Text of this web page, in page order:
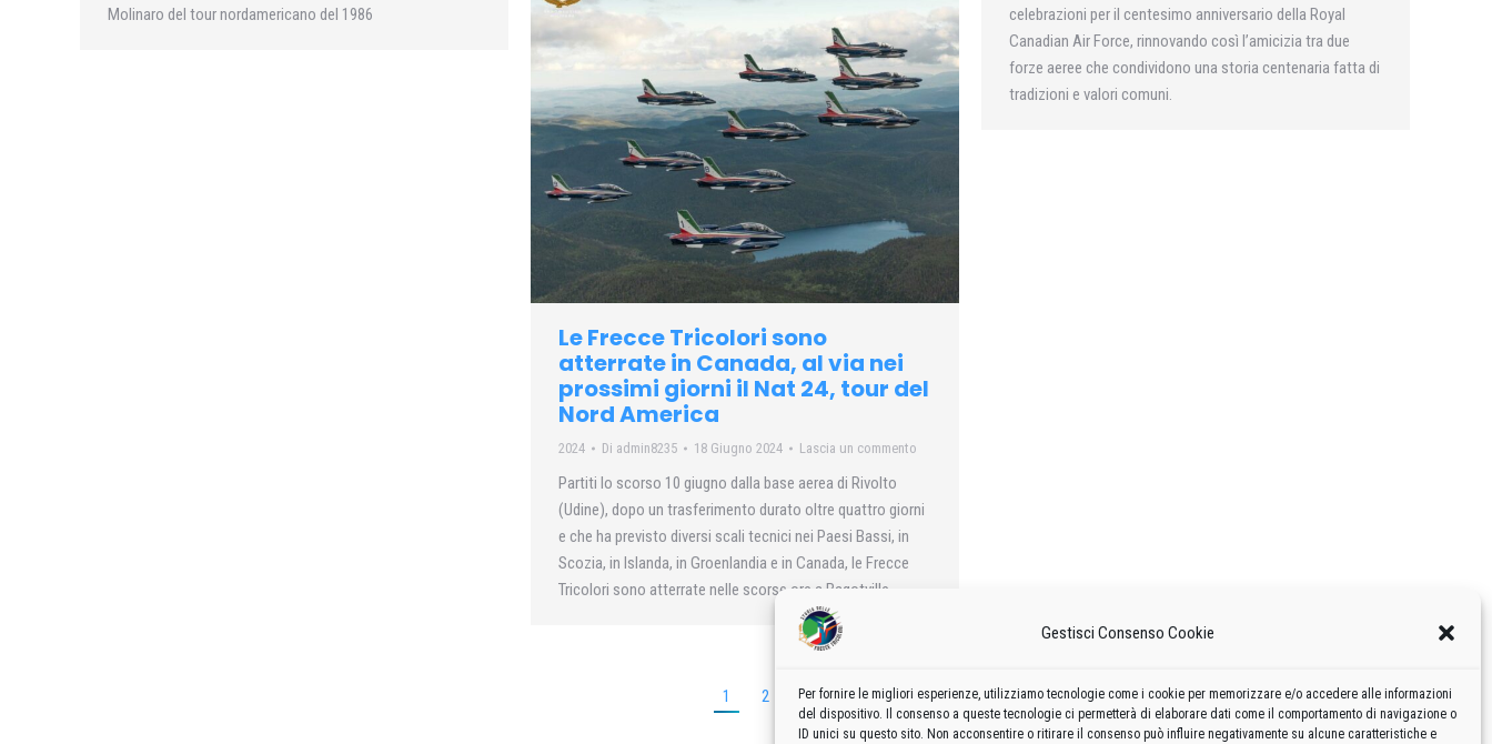
Gestisci Consenso Cookie
Per fornire le migliori esperienze, utilizziamo tecnologie come i cookie per memorizzare e/o accedere alle informazioni
del dispositivo. Il consenso a queste tecnologie ci permetterà di elaborare dati come il comportamento di navigazione o
ID unici su questo sito. Non acconsentire o ritirare il consenso può influire negativamente su alcune caratteristiche e
Molinaro del tour nordamericano del 1986
celebrazioni per il centesimo anniversario della Royal
Canadian Air Force, rinnovando così l’amicizia tra due
forze aeree che condividono una storia centenaria fatta di
tradizioni e valori comuni.
Le Frecce Tricolori sono
atterrate in Canada, al via nei
prossimi giorni il Nat 24, tour del
Nord America
2024 Di admin8235 18 Giugno 2024 Lascia un commento
Partiti lo scorso 10 giugno dalla base aerea di Rivolto
(Udine), dopo un trasferimento durato oltre quattro giorni
e che ha previsto diversi scali tecnici nei Paesi Bassi, in
Scozia, in Islanda, in Groenlandia e in Canada, le Frecce
Tricolori sono atterrate nelle scorse ore a Bagotville
1 2 →